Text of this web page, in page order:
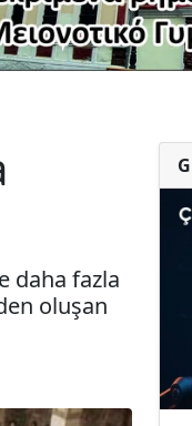
daha fazla
oluşan